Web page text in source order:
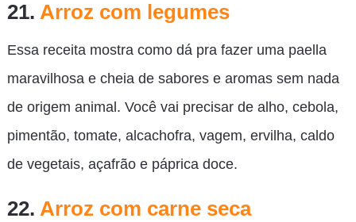
21. Arroz com legumes
Essa receita mostra como dá pra fazer uma paella
maravilhosa e cheia de sabores e aromas sem nada
de origem animal. Você vai precisar de alho, cebola,
pimentão, tomate, alcachofra, vagem, ervilha, caldo
de vegetais, açafrão e páprica doce.
22. Arroz com carne seca